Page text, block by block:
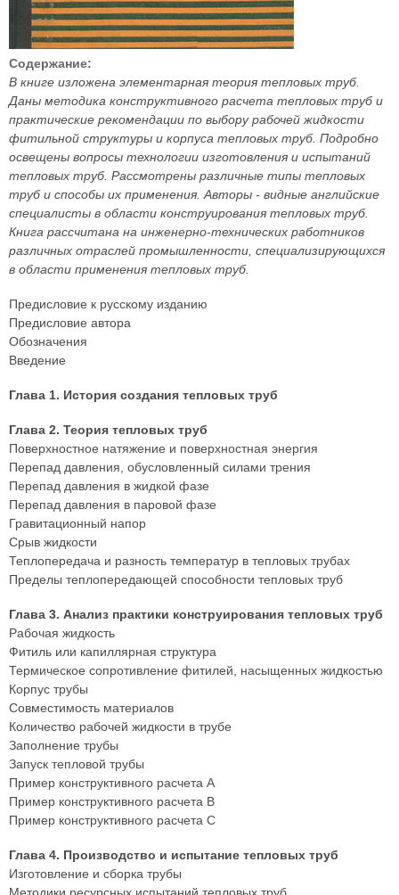
Содержание:
В книге изложена элементарная теория тепловых труб.
Даны методика конструктивного расчета тепловых труб и
практические рекомендации по выбору рабочей жидкости
фитильной структуры и корпуса тепловых труб. Подробно
освещены вопросы технологии изготовления и испытаний
тепловых труб. Рассмотрены различные типы тепловых
труб и способы их применения. Авторы - видные английские
специалисты в области конструирования тепловых труб.
Книга рассчитана на инженерно-технических работников
различных отраслей промышленности, специализирующихся
в области применения тепловых труб.
Предисловие к русскому изданию
Предисловие автора
Обозначения
Введение
Глава 1. История создания тепловых труб
Глава 2. Теория тепловых труб
Поверхностное натяжение и поверхностная энергия
Перепад давления, обусловленный силами трения
Перепад давления в жидкой фазе
Перепад давления в паровой фазе
Гравитационный напор
Срыв жидкости
Теплопередача и разность температур в тепловых трубах
Пределы теплопередающей способности тепловых труб
Глава 3. Анализ практики конструирования тепловых труб
Рабочая жидкость
Фитиль или капиллярная структура
Термическое сопротивление фитилей, насыщенных жидкостью
Корпус трубы
Совместимость материалов
Количество рабочей жидкости в трубе
Заполнение трубы
Запуск тепловой трубы
Пример конструктивного расчета А
Пример конструктивного расчета В
Пример конструктивного расчета С
Глава 4. Производство и испытание тепловых труб
Изготовление и сборка трубы